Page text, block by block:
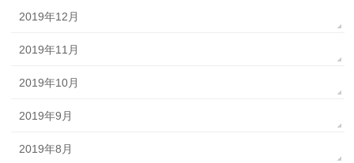
2019年12月
2019年11月
2019年10月
2019年9月
2019年8月